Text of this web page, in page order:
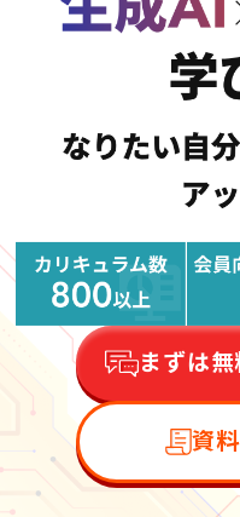
まずは
資